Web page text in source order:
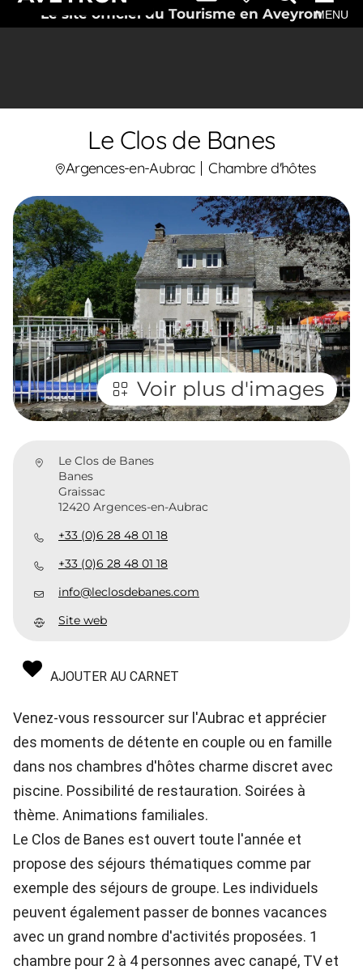
Le site officiel du Tourisme en AveyronMENU
Le Clos de Banes
Argences-en-Aubrac Chambre d'hôtes
Voir plus d'images
Le Clos de Banes
Banes
Graissac
12420 Argences-en-Aubrac
+33 (0)6 28 48 01 18
+33 (0)6 28 48 01 18
info@leclosdebanes.com
Site web
AJOUTER AU CARNET
Venez-vous ressourcer sur l'Aubrac et apprécier
des moments de détente en couple ou en famille
dans nos chambres d'hôtes charme discret avec
piscine. Possibilité de restauration. Soirées à
thème. Animations familiales.
Le Clos de Banes est ouvert toute l'année et
propose des séjours thématiques comme par
exemple des séjours de groupe. Les individuels
peuvent également passer de bonnes vacances
avec un grand nombre d'activités proposées. 1
chambre pour 2 à 4 personnes avec canapé, TV et